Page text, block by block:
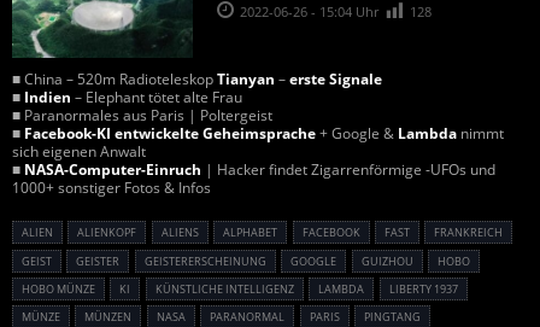
2022-06-26 - 15:04 Uhr 128
■ China – 520m RadioteleskopTianyan –erste Signale
■ Indien – Elephant tötet alte Frau
■ Paranormales aus Paris | Poltergeist
■ Facebook-KI entwickelte Geheimsprache+ Google & Lambda nimmt
sich eigenen Anwalt
■ NASA-Computer-Einruch | Hacker findet Zigarrenförmige -UFOs und
1000+ sonstiger Fotos & Infos
ALIEN ALIENKOPF ALIENS ALPHABET FACEBOOK FAST
FRANKREICH
GEIST
GEISTER GEISTERERSCHEINUNG GOOGLE GUIZHOU
HOBO
HOBO MÜNZE
KI KÜNSTLICHE INTELLIGENZ LAMBDA
LIBERTY 1937
MÜNZE
MÜNZEN NASA PARANORMAL PARIS
PINGTANG